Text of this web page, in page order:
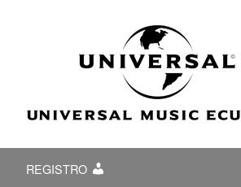
REGISTRO